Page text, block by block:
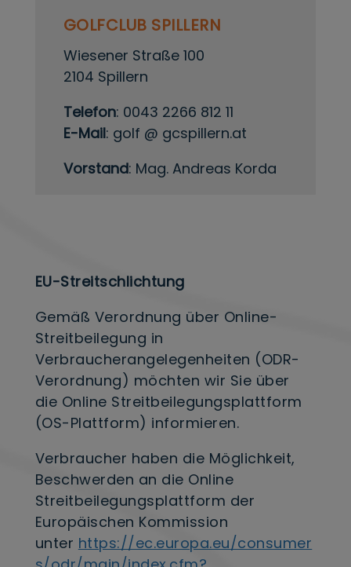
GOLFCLUB SPILLERN
Wiesener Straße 100
2104 Spillern
Telefon: 0043 2266 812 11
E-Mail: golf @ gcspillern.at
Vorstand: Mag. Andreas Korda
EU-Streitschlichtung
Gemäß Verordnung über Online-
Streitbeilegung in
Verbraucherangelegenheiten (ODR-
Verordnung) möchten wir Sie über
die Online­ Streitbeilegungsplattform
(OS-Plattform) informieren.
Verbraucher haben die Möglichkeit,
Beschwerden an die Online
Streitbeilegungsplattform der
Europäischen Kommission
unter https://ec.europa.eu/consumer